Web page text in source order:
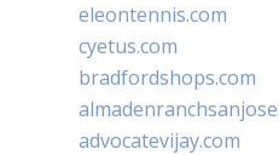
eleontennis.com
cyetus.com
bradfordshops.com
advocatevijay.com